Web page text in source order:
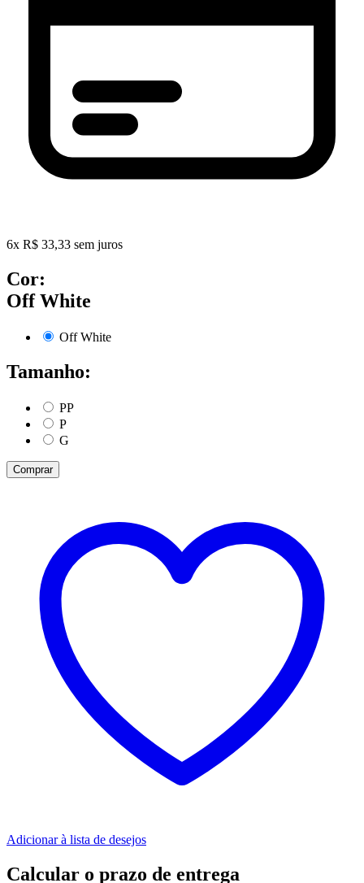
6x R$ 33,33 sem juros
Cor:
Off White
Off White
Tamanho:
PP
P
G
Comprar
Adicionar à lista de desejos
Calcular o prazo de entrega